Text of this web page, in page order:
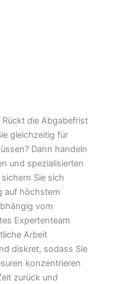
die Abgabefrist
gleichzeitig für
Dann handeln
und spezialisierten
Sie sich
auf höchstem
vom
Expertenteam
Arbeit
diskret, sodass Sie
konzentrieren
zurück und